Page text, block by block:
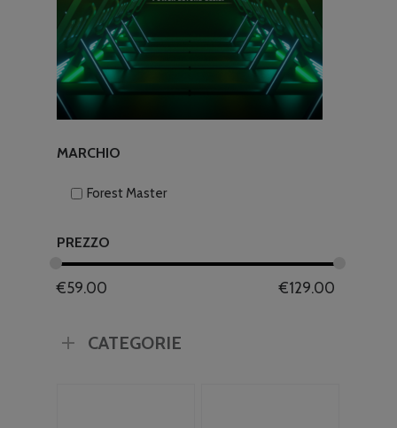
MARCHIO
Forest Master
PREZZO
€59.00 €129.00
CATEGORIE